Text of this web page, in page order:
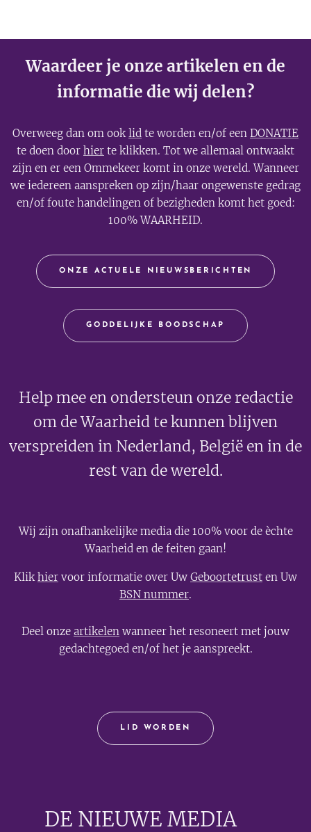
Waardeer je onze artikelen en de
informatie die wij delen?
Overweeg dan om ooklid te worden en/of een DONATIE
te doen door hier te klikken. Tot we allemaal ontwaakt
zijn en er een Ommekeer komt in onze wereld. Wanneer
we iedereen aanspreken op zijn/haar ongewenste gedrag
en/of foute handelingen of bezigheden komt het goed:
100% WAARHEID.
ONZE ACTUELE NIEUWSBERICHTEN
GODDELIJKE BOODSCHAP
Help mee en ondersteun onze redactie
om de Waarheid te kunnen blijven
verspreiden in Nederland, België en in de
rest van de wereld.
Wij zijn onafhankelijke media die 100% voor de èchte
Waarheid en de feiten gaan!
Klikhier voor informatie over Uw Geboortetrust en Uw
BSN nummer.
Deel onze artikelen wanneer het resoneert met jouw
gedachtegoed en/of het je aanspreekt.
LID WORDEN
DE NIEUWE MEDIA🟣